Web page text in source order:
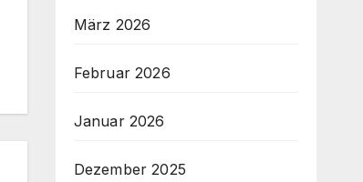
März 2026
Februar 2026
Januar 2026
Dezember 2025